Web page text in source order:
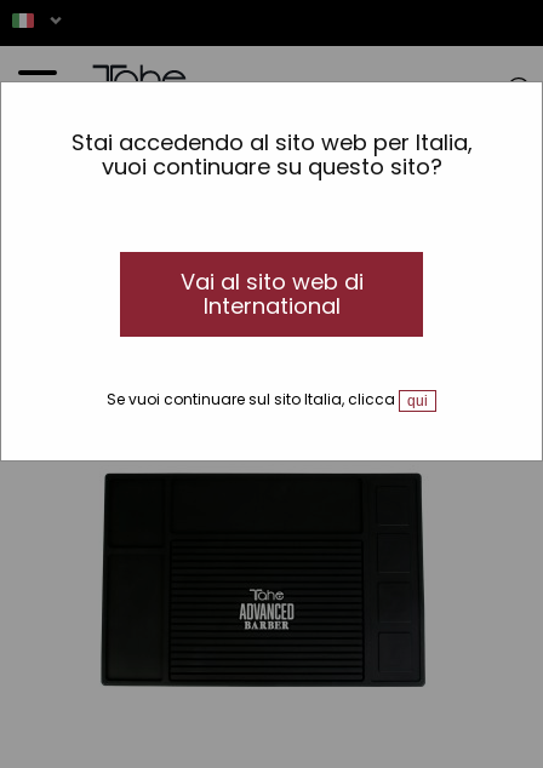
Stai accedendo al sito web per Italia,
vuoi continuare su questo sito?
Vai al sito web di
International
Se vuoi continuare sul sito Italia, clicca qui
Altri
Questo prodotto non
è disponibile